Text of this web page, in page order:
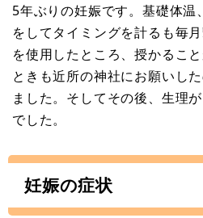
5年ぶりの妊娠です。基礎体温
をしてタイミングを計るも毎
を使用したところ、授かるこ
ときも近所の神社にお願いし
ました。そしてその後、生理
でした。
妊娠の症状